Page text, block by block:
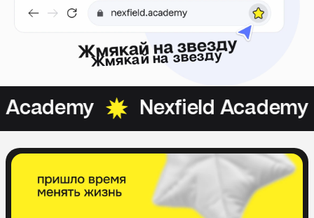
Жмякай на звезду
Nexfield Academy